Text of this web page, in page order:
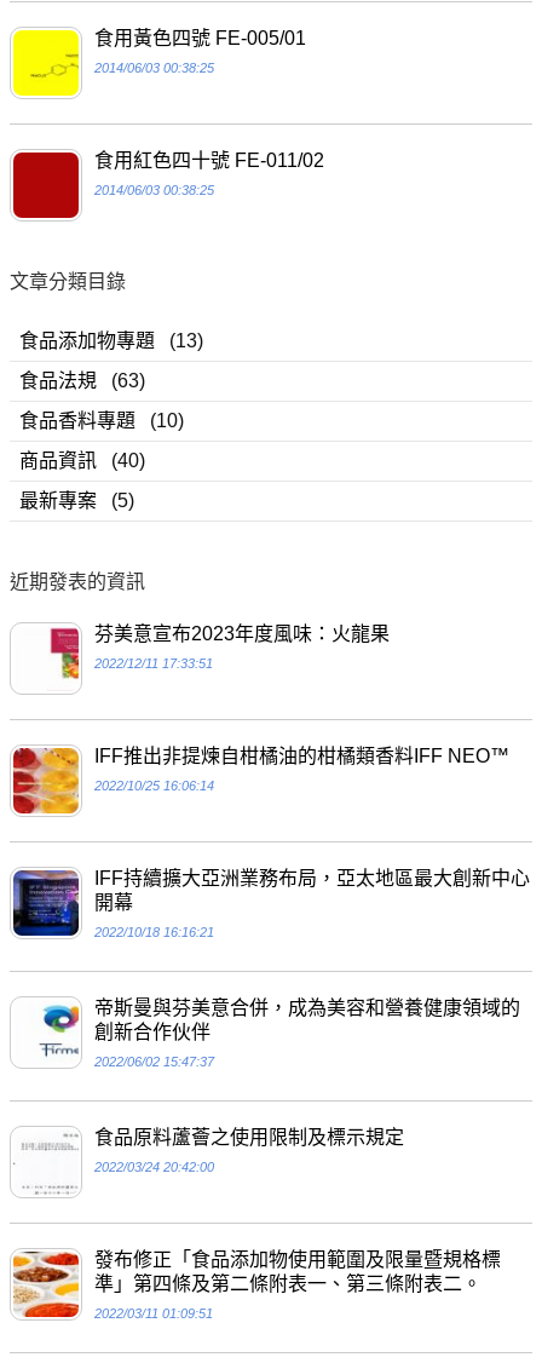
食用黃色四號 FE-005/01
2014/06/03 00:38:25
食用紅色四十號 FE-011/02
2014/06/03 00:38:25
文章分類目錄
食品添加物專題
(13)
食品法規
(63)
食品香料專題
(10)
商品資訊
(40)
最新專案
(5)
近期發表的資訊
芬美意宣布2023年度風味：火龍果
2022/12/11 17:33:51
IFF推出非提煉自柑橘油的柑橘類香料IFF NEO™
2022/10/25 16:06:14
IFF持續擴大亞洲業務布局，亞太地區最大創新中心
開幕
2022/10/18 16:16:21
帝斯曼與芬美意合併，成為美容和營養健康領域的
創新合作伙伴
2022/06/02 15:47:37
食品原料蘆薈之使用限制及標示規定
2022/03/24 20:42:00
發布修正「食品添加物使用範圍及限量暨規格標
準」第四條及第二條附表一、第三條附表二。
2022/03/11 01:09:51